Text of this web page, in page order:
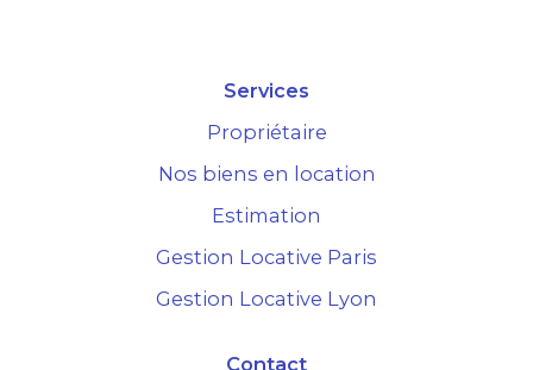
Services
Propriétaire
Nos biens en location
Estimation
Gestion Locative Paris
Gestion Locative Lyon
Contact